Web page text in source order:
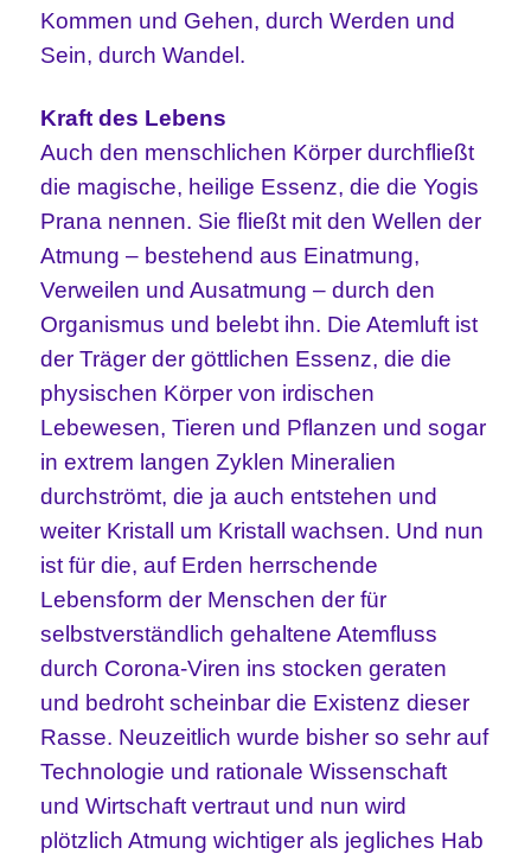
Kommen und Gehen, durch Werden und
Sein, durch Wandel.
Kraft des Lebens
Auch den menschlichen Körper durchfließt
die magische, heilige Essenz, die die Yogis
Prana nennen. Sie fließt mit den Wellen der
Atmung – bestehend aus Einatmung,
Verweilen und Ausatmung – durch den
Organismus und belebt ihn. Die Atemluft ist
der Träger der göttlichen Essenz, die die
physischen Körper von irdischen
Lebewesen, Tieren und Pflanzen und sogar
in extrem langen Zyklen Mineralien
durchströmt, die ja auch entstehen und
weiter Kristall um Kristall wachsen. Und nun
ist für die, auf Erden herrschende
Lebensform der Menschen der für
selbstverständlich gehaltene Atemfluss
durch Corona-Viren ins stocken geraten
und bedroht scheinbar die Existenz dieser
Rasse. Neuzeitlich wurde bisher so sehr auf
Technologie und rationale Wissenschaft
und Wirtschaft vertraut und nun wird
plötzlich Atmung wichtiger als jegliches Hab